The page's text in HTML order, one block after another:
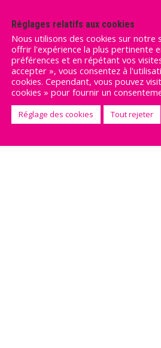
Réglages relatifs aux cookies
Nous utilisons des cookies sur notre
offrir l'expérience la plus pertinente
préférences et en répétant vos
accepter », vous consentez à
cookies. Cependant, vous pouvez
cookies » pour fournir un
Réglage des cookies Tout rejeter